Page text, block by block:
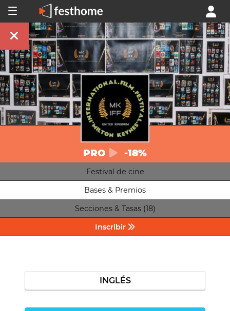
PRO -18%
Festival de cine
Bases & Premios
Secciones & Tasas (18)
Inscribir
INGLÉS